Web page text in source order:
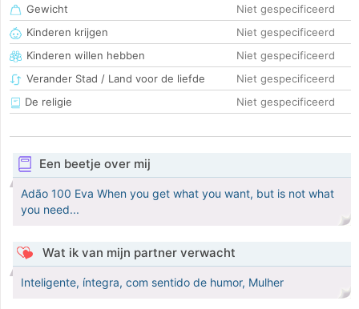
Gewicht
Niet gespecificeerd
Kinderen krijgen
Niet gespecificeerd
Kinderen willen hebben
Niet gespecificeerd
Verander Stad / Land voor de liefde
Niet gespecificeerd
De religie
Niet gespecificeerd
Een beetje over mij
Adão 100 Eva When you get what you want, but is not what
you need...
Wat ik van mijn partner verwacht
Inteligente, íntegra, com sentido de humor, Mulher